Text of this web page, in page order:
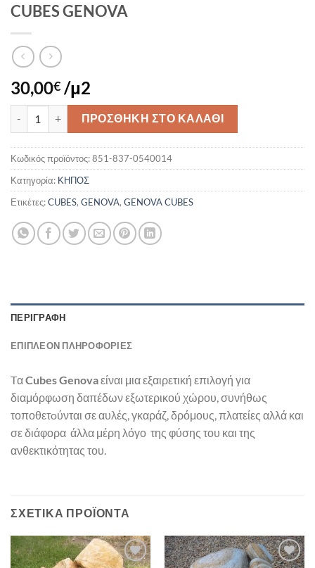
CUBES GENOVA
30,00€ /μ2
CUBES GENOVA ποσότητα
ΠΡΟΣΘΉΚΗ ΣΤΟ ΚΑΛΆΘΙ
Κωδικός προϊόντος:851-837-0540014
Κατηγορία: ΚΗΠΟΣ
Ετικέτες:CUBES, GENOVA, GENOVA CUBES
ΠΕΡΙΓΡΑΦΉ
ΕΠΙΠΛΈΟΝ ΠΛΗΡΟΦΟΡΊΕΣ
TαCubesGenovaείναι μια εξαιρετική επιλογή για
διαμόρφωση δαπέδων εξωτερικού χώρου, συνήθως
τοποθετoύνται σε αυλές, γκαράζ, δρόμους, πλατείες αλλά και
σε διάφορα άλλα μέρη λόγο της φύσης του και της
ανθεκτικότητας του.
ΣΧΕΤΙΚΆ ΠΡΟΪΌΝΤΑ